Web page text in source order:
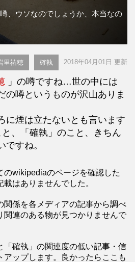
、ウソなのでしょうか、本当なの
里祐穂 確執 2018年04月01日 更新
」の噂ですね…世の中には
の噂というものが沢山ありま
に煙は立たないとも言います
、「確執」のこと、きちん
ですね。
のwikipediaのページを確認した
はありませんでした。
関係を各メディアの記事から調べ
関連のある物が見つかりませんで
「確執」の関連度の低い記事・信
アップします。良かったらここも